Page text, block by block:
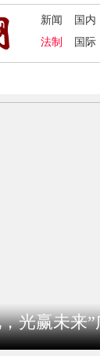
新闻 国内
法制
国际
光赢未来